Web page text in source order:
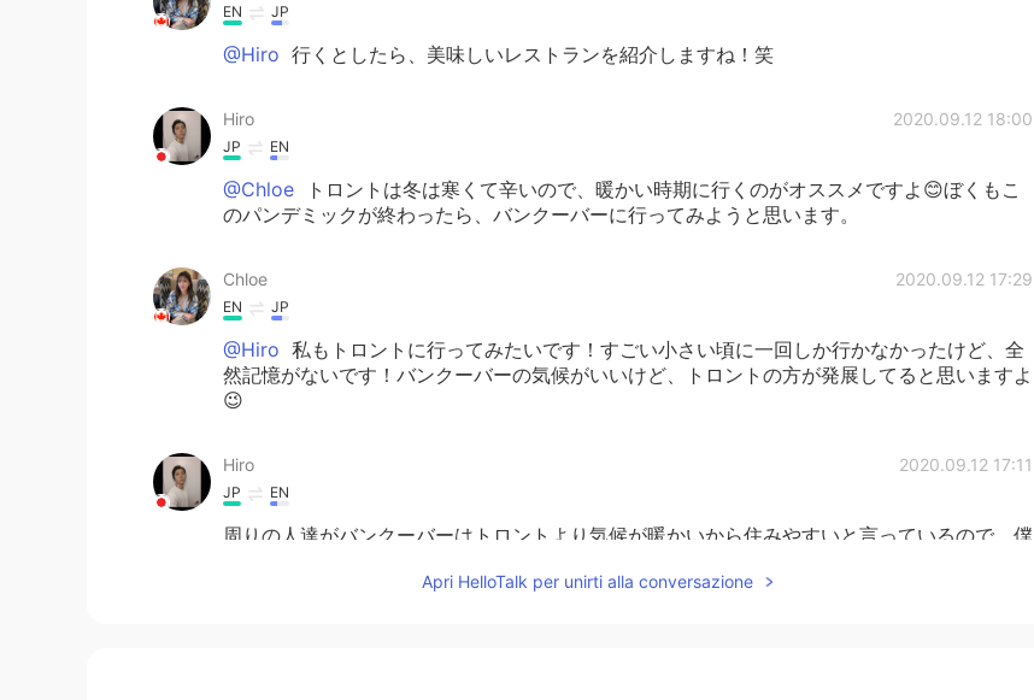
EN JP
@Hiro 行くとしたら、美味しいレストランを紹介しますね！笑
Hiro 2020.09.12 18:00
JP EN
@Chloe
トロントは冬は寒くて辛いので、暖かい時期に行くのがオススメですよ😊ぼくもこ
のパンデミックが終わったら、バンクーバーに行ってみようと思います。
Chloe 2020.09.12 17:29
EN JP
@Hiro 私もトロントに行ってみたいです！すごい小さい頃に一回しか行かなかったけど、全
然記憶がないです！バンクーバーの気候がいいけど、トロントの方が発展してると思いますよ
😉
Hiro 2020.09.12 17:11
JP EN
周りの人達がバンクーバーはトロントより気候が暖かいから住みやすいと言っているので、僕
Apri HelloTalk per unirti alla conversazione